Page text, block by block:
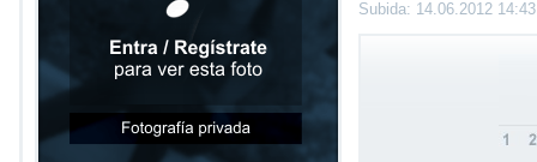
Subida: 14.06.2012